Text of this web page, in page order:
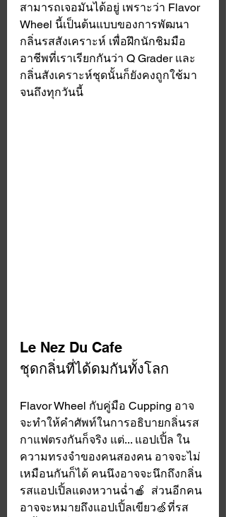
สามารถเจอมันได้อยู่ เพราะว่า Flavor
Wheel นี้เป็นต้นแบบของการพัฒนา
กลิ่นรสสังเคราะห์ เพื่อฝึกนักชิมมือ
อาชีพที่เราเรียกกันว่า Q Grader และ
กลิ่นสังเคราะห์ชุดนั้นก็ยังคงถูกใช้มา
จนถึงทุกวันนี้
Le Nez Du Cafe
ชุดกลิ่นที่ได้ดมกันทั้งโลก
Flavor Wheel กับคู่มือ Cupping อาจ
จะทำให้คำศัพท์ในการอธิบายกลิ่นรส
กาแฟตรงกันก็จริง แต่... แอปเปิ้ล ใน
ความทรงจำของคนสองคน อาจจะไม่
เหมือนกันก็ได้ คนนึงอาจจะนึกถึงกลิ่น
รสแอปเปิ้ลแดงหวานฉ่ำ🍎  ส่วนอีกคน
อาจจะหมายถึงแอปเปิ้ลเขียว🍏ที่รส